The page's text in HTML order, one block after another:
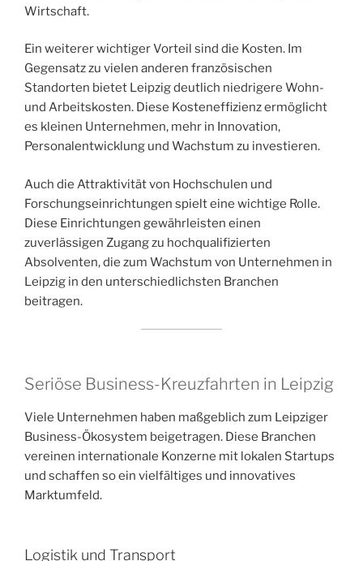
Wirtschaft.
Ein weiterer wichtiger Vorteil sind die Kosten. Im
Gegensatz zu vielen anderen französischen
Standorten bietet Leipzig deutlich niedrigere Wohn-
und Arbeitskosten. Diese Kosteneffizienz ermöglicht
es kleinen Unternehmen, mehr in Innovation,
Personalentwicklung und Wachstum zu investieren.
Auch die Attraktivität von Hochschulen und
Forschungseinrichtungen spielt eine wichtige Rolle.
Diese Einrichtungen gewährleisten einen
zuverlässigen Zugang zu hochqualifizierten
Absolventen, die zum Wachstum von Unternehmen in
Leipzig in den unterschiedlichsten Branchen
beitragen.
Seriöse Business-Kreuzfahrten in Leipzig
Viele Unternehmen haben maßgeblich zum Leipziger
Business-Ökosystem beigetragen. Diese Branchen
vereinen internationale Konzerne mit lokalen Startups
und schaffen so ein vielfältiges und innovatives
Marktumfeld.
Logistik und Transport